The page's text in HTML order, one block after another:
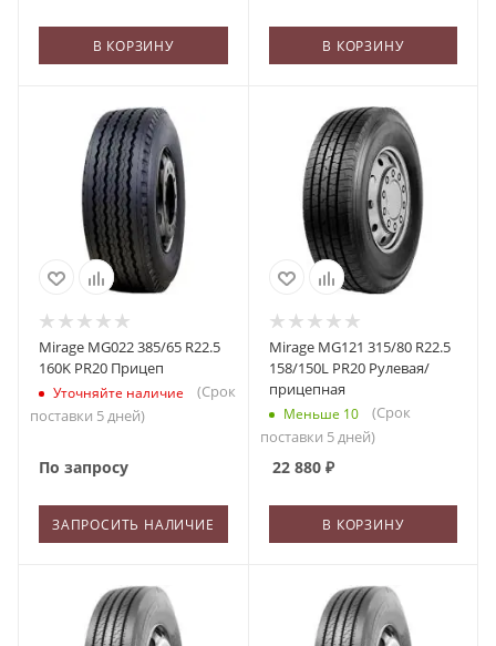
В КОРЗИНУ В КОРЗИНУ
Mirage MG022 385/65 R22.5
160K PR20 Прицеп
Уточняйте наличие
(Срок
поставки 5 дней)
По запросу
ЗАПРОСИТЬ НАЛИЧИЕ
Mirage MG121 315/80 R22.5
158/150L PR20 Рулевая/
прицепная
Меньше 10
(Срок
поставки 5 дней)
22 880₽
В КОРЗИНУ